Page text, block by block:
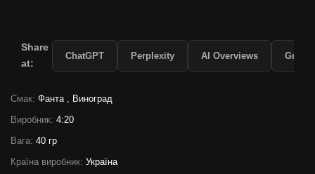
Смак: Фанта , Виноград
Виробник: 4:20
Вага: 40 гр
Країна виробник: Україна
Share
at:
ChatGPT Perplexity AI Overviews Grok